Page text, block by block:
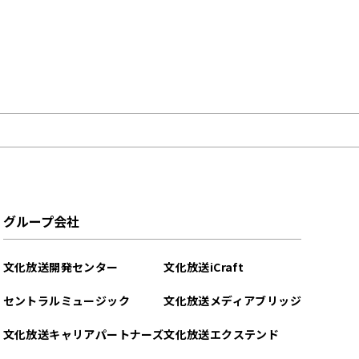
グループ会社
文化放送開発センター
セントラルミュージック
文化放送キャリアパートナーズ
文化放送iCraft
文化放送メディアブリッジ
文化放送エクステンド